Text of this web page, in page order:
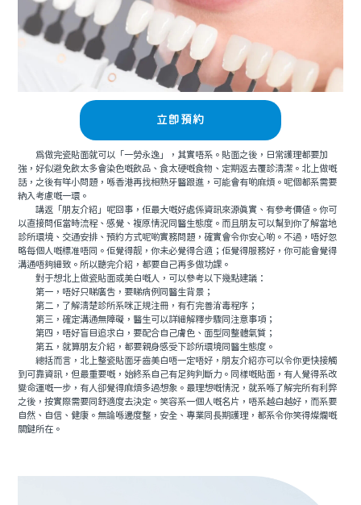
立即預約
爲做完瓷貼面就可以「一勞永逸」，其實唔系。貼面之後，日常護理都要加
強，好似避免飲太多會染色嘅飲品、食太硬嘅食物、定期返去覆診清潔。北上做嘅
話，之後有咩小問題，喺香港再找相熟牙醫跟進，可能會有啲麻煩。呢個都系需要
納入考慮嘅一環。
講返「朋友介紹」呢回事，佢最大嘅好處係資訊來源真實、有參考價值。你可
以直接問佢當時流程、感覺、複原情況同醫生態度。而且朋友可以幫到你了解當地
診所環境、交通安排、預約方式呢啲實務問題，確實會令你安心啲。不過，唔好忽
略每個人嘅標准唔同。佢覺得靓，你未必覺得合適；佢覺得服務好，你可能會覺得
溝通唔夠細致。所以聽完介紹，都要自己再多做功課。
對于想北上做瓷貼面或美白嘅人，可以參考以下幾點建議：
第一，唔好只睇廣告，要睇病例同醫生背景；
第二，了解清楚診所系咪正規注冊，有冇完善消毒程序；
第三，確定溝通無障礙，醫生可以詳細解釋步驟同注意事項；
第四，唔好盲目追求白，要配合自己膚色、面型同整體氣質；
第五，就算朋友介紹，都要親身感受下診所環境同醫生態度。
總括而言，北上整瓷貼面牙齒美白唔一定唔好，朋友介紹亦可以令你更快接觸
到可靠資訊，但最重要嘅，始終系自己有足夠判斷力。同樣嘅貼面，有人覺得系改
變命運嘅一步，有人卻覺得麻煩多過想象。最理想嘅情況，就系喺了解完所有利弊
之後，按實際需要同舒適度去決定。笑容系一個人嘅名片，唔系越白越好，而系要
自然、自信、健康。無論喺邊度整，安全、專業同長期護理，都系令你笑得燦爛嘅
關鍵所在。